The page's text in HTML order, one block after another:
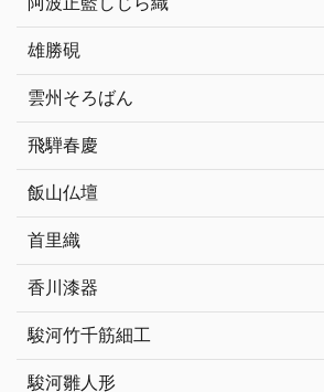
雄勝硯
雲州そろばん
飛騨春慶
飯山仏壇
首里織
香川漆器
駿河竹千筋細工
駿河雛人形